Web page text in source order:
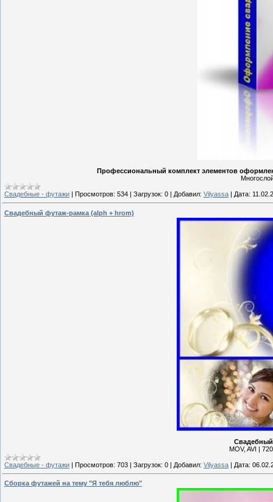
Профессиональный комплект элементов
Свадебные - футажи | Просмотров: 534 | Загрузок: 0 | Добавил: Vilyassa | Дата:
Свадебный футаж-рамка (alph + hrom)
Свадебный
MOV, AVI |
Свадебные - футажи | Просмотров: 703 | Загрузок: 0 | Добавил: Vilyassa | Дата:
Сборка футажей на тему "Я тебя люблю"